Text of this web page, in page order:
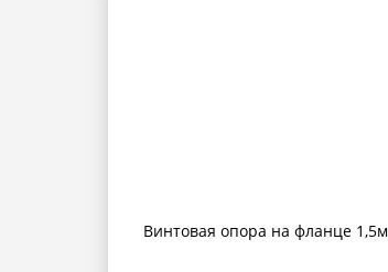
Винтовая опора на фланце 1,5м